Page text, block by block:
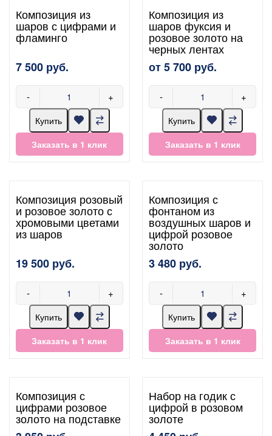
Композиция из
шаров с цифрами и
фламинго
7 500 руб.
- +
Купить
Заказать в 1 клик
Композиция из
шаров фуксия и
розовое золото на
черных лентах
от 5 700 руб.
- +
Купить
Заказать в 1 клик
Композиция розовый
и розовое золото с
хромовыми цветами
из шаров
19 500 руб.
- +
Купить
Заказать в 1 клик
Композиция с
фонтаном из
воздушных шаров и
цифрой розовое
золото
3 480 руб.
- +
Купить
Заказать в 1 клик
Композиция с
цифрами розовое
золото на подставке
Набор на годик с
цифрой в розовом
золоте